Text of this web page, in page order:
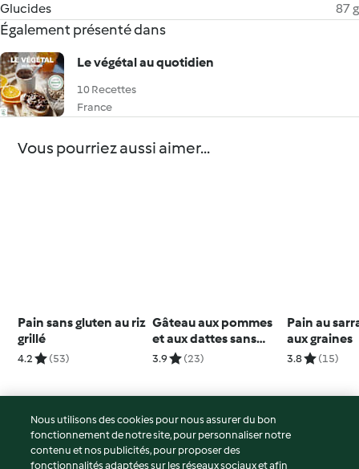
Glucides
87 g
Également présenté dans
Le végétal au quotidien
10 Recettes
France
Vous pourriez aussi aimer...
Pain sans gluten au riz
grillé
4.2 (53)
Gâteau aux pommes
et aux dattes sans
gluten
3.9 (23)
Pain au
aux graines
3.8 (15)
© Copyright 2026
Nous utilisons des cookies pour nous assurer du bon
fonctionnement de notre site, pour personnaliser notre
contenu et nos publicités, pour proposer des
fonctionnalités adaptées sur les réseaux sociaux et afin